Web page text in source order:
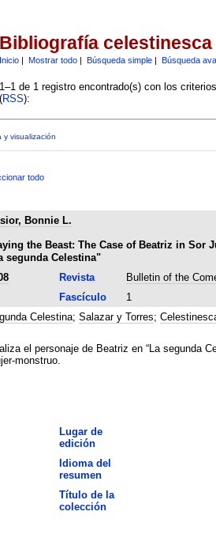
Bibliografía celestinesca
Inicio| Mostrar todo| Búsqueda simple| Búsqueda
1–1 de 1 registro encontrado(s) con los
(RSS):
y visualización
todo
Bonnie L.
the Beast: The Case of Beatriz in
segunda Celestina"
Revista
Bulletin of the
Fascículo
1
Celestina; Salazar y Torres;
el personaje de Beatriz en “La segunda
monstruo.
Lugar de
edición
Idioma del
resumen
Título de la
colección